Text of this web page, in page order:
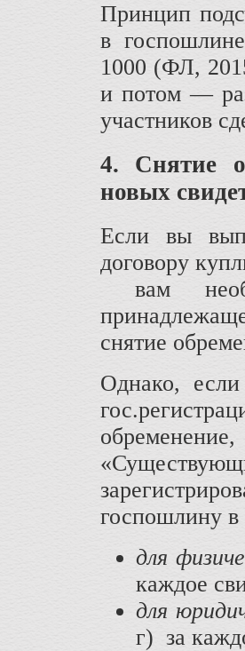
Принцип
в
1000 (ФЛ,
и потом —
участников
4. Снятие
новых
Если вы
договору
вам
снятие
Однако,
госпошлину
для
каждое
для
г) за